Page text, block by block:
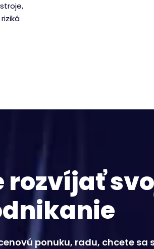
rozvíjať
ponuku, radu, chcete sa